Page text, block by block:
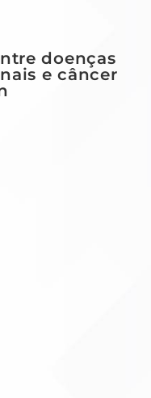
doenças
e câncer